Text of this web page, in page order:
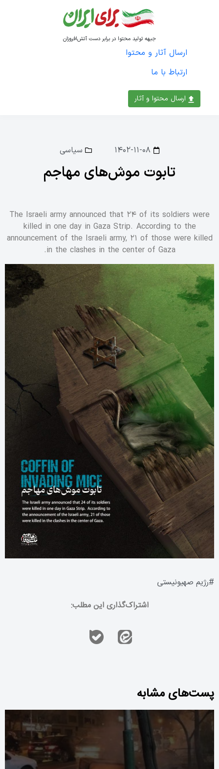
ارسال محتوا و آثار
جبهه تولید محتوا در برابر دست آتش‌افروزان
ارسال آثار و محتوا
ارتباط با ما
۱۴۰۲-۱۱-۰۸ سیاسی
تابوت موش‌های مهاجم
The Israeli army announced that 24 of its soldiers were
killed in one day in Gaza Strip. According to the
announcement of the Israeli army, 21 of those were killed
in the clashes in the center of Gaza.
#رژیم صهیونیستی
اشتراک‌گذاری این مطلب:
پست‌های مشابه